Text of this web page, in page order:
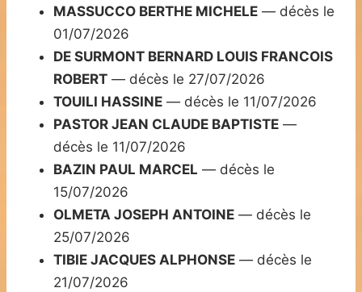
MASSUCCO BERTHE MICHELE — décès le
01/07/2026
DE SURMONT BERNARD LOUIS FRANCOIS
ROBERT — décès le 27/07/2026
TOUILI HASSINE — décès le 11/07/2026
PASTOR JEAN CLAUDE BAPTISTE —
décès le 11/07/2026
BAZIN PAUL MARCEL — décès le
15/07/2026
OLMETA JOSEPH ANTOINE — décès le
25/07/2026
TIBIE JACQUES ALPHONSE — décès le
21/07/2026